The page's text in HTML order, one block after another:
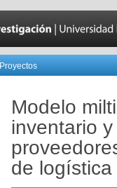
Proyectos
Modelo
inventario
de